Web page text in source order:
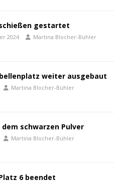
gestartet
2024 Martina Blocher-Bühler
weiter ausgebaut
Martina Blocher-Bühler
schwarzen Pulver
Martina Blocher-Bühler
6 beendet